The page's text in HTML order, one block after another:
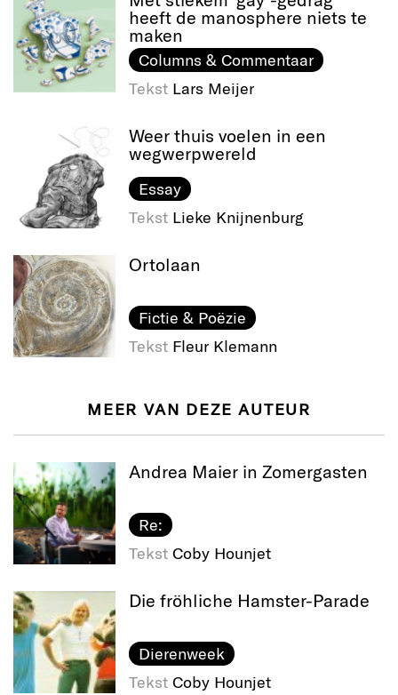
heeft de manosphere niets te
maken
Columns & Commentaar
Tekst Lars Meijer
Weer thuis voelen in een
wegwerpwereld
Essay
Tekst Lieke Knijnenburg
Ortolaan
Fictie & Poëzie
Tekst Fleur Klemann
MEER VAN DEZE AUTEUR
Andrea Maier in Zomergasten
Re:
Tekst Coby Hounjet
Die fröhliche Hamster-Parade
Dierenweek
Tekst Coby Hounjet